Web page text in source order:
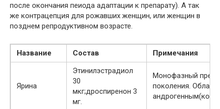
после окончания пеиода адаптации к препарату). А так
же контрацепция для рожавших женщин, или женщин в
позднем репродуктивном возрасте.
Название Состав Примечания
Ярина
Этинилэстрадиол
30
мкг;дроспиренон 3
мг.
Монофазный
поколения.